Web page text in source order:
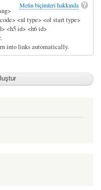
Metin biçimleri hakkında
<ul type> <ol start type>
<h5 id> <h6 id>
into links automatically.